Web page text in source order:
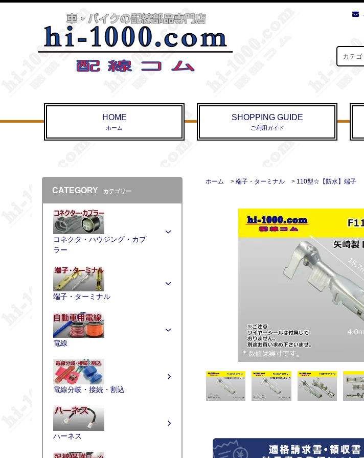
HOME
ホーム
SHOPPING GUIDE
ご利用ガイド
ホーム > 端子・ターミナル > 110型☆【防水】端子
CATEGORY カテゴリー
コネクタ・ハウジング・カプ
ラー
端子・ターミナル
電線
電線分岐・接続・割込
ハーネス